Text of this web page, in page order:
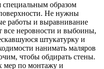
специальным образом
Не нужны
работы и выравнивание
неровности и выбоины,
штукатурку и
нанимать маляров
чтобы обдирать стены.
мер по монтажу и